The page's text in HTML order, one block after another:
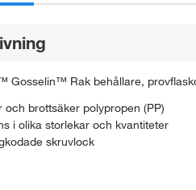
Gosselin™ Rak behållare,
och brottsäker polypropen (PP)
i olika storlekar och kvantiteter
skruvlock